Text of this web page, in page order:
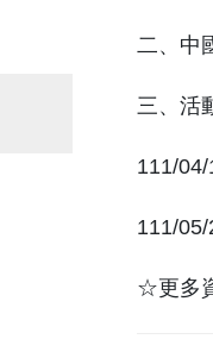
二、中
三、活
111/
111/
☆更多